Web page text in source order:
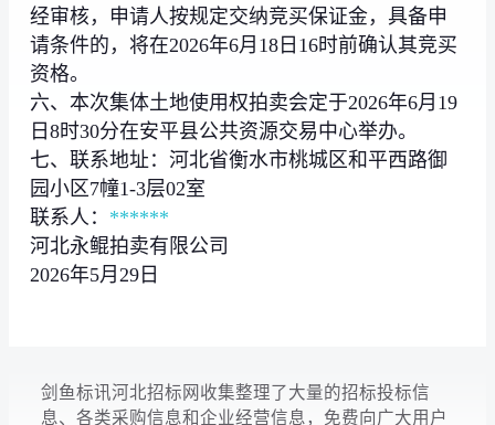
经审核，申请人按规定交纳竞买保证金，具备申
请条件的，将在2026年6月18日16时前确认其竞买
资格。
六、本次集体土地使用权拍卖会定于2026年6月19
日8时30分在安平县公共资源交易中心举办。
七、联系地址：河北省衡水市桃城区和平西路御
园小区7幢1-3层02室
联系人： ******
河北永鲲拍卖有限公司
2026年5月29日
剑鱼标讯河北招标网收集整理了大量的招标投标信
息、各类采购信息和企业经营信息，免费向广大用户